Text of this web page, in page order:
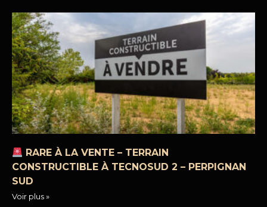
RARE À LA VENTE – TERRAIN
CONSTRUCTIBLE À TECNOSUD 2 – PERPIGNAN
SUD
Voir plus »